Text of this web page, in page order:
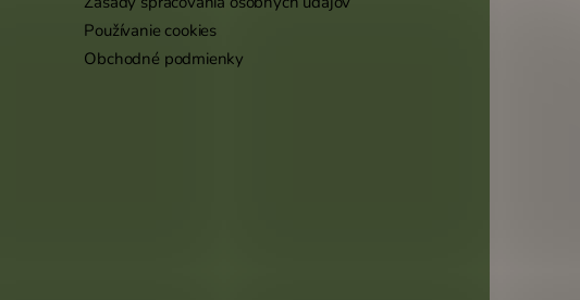
Používanie cookies
Obchodné podmienky